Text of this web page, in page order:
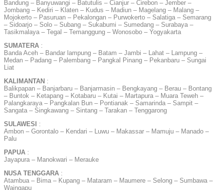
Bandung – Banyuwangi – Batutulis – Cianjur – Cirebon – Jember –
Jombang – Kediri – Klaten – Kudus – Madiun – Magelang – Malang –
Mojokerto – Pasuruan – Pekalongan – Purwokerto – Salatiga – Semarang
– Sidoarjo – Solo – Subang – Sukabumi – Sumedang – Surabaya –
Tasikmalaya – Tegal – Temanggung – Wonosobo – Yogyakarta
SUMATERA :
Banda Aceh – Bandar lampung – Batam – Jambi – Lahat – Lampung –
Medan – Padang – Palembang – Pangkal Pinang – Pekanbaru – Sungai
Liat
KALIMANTAN :
Balikpapan – Banjarbaru – Banjarmasin – Bengkayang – Berau – Bontang
– Buntok – Ketapang – Kotabaru – Kutai – Martapura – Muara Teweh –
Palangkaraya – Pangkalan Bun – Pontianak – Samarinda – Sampit –
Sangata – Singkawang – Sintang – Tarakan – Tenggarong
SULAWESI :
Ambon – Gorontalo – Kendari – Luwu – Makassar – Mamuju – Manado –
Palu
PAPUA :
Jayapura – Manokwari – Merauke
NUSA TENGGARA :
Atambua – Bima – Kupang – Mataram – Maumere – Selong – Sumbawa –
Waingapu